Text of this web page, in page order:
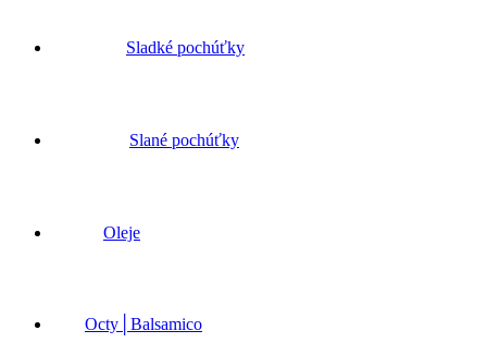
Sladké pochúťky
Slané pochúťky
Oleje
Octy│Balsamico